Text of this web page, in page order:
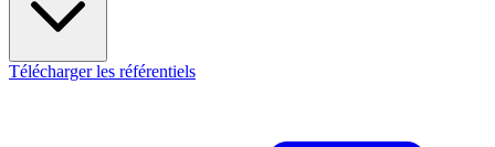
Télécharger les référentiels